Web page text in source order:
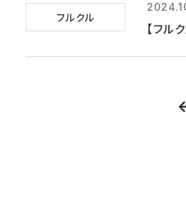
フルクル
【フル